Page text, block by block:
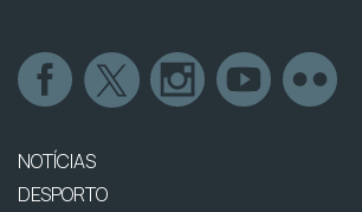
NOTÍCIAS
DESPORTO